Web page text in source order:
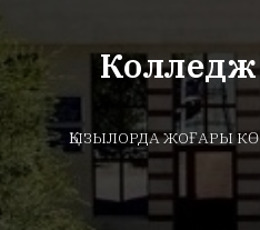
ҚЫЗЫЛОРДА ЖОҒАРЫ